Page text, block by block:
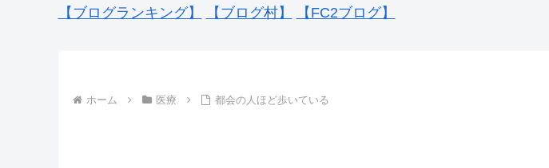
【ブログランキング】 【ブログ村】 【FC2ブログ】
ホーム 医療 都会の人ほど歩いている